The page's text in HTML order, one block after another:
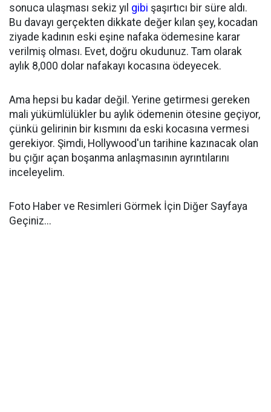
sonuca ulaşması sekiz yıl gibi şaşırtıcı bir süre aldı.
Bu davayı gerçekten dikkate değer kılan şey, kocadan
ziyade kadının eski eşine nafaka ödemesine karar
verilmiş olması. Evet, doğru okudunuz. Tam olarak
aylık 8,000 dolar nafakayı kocasına ödeyecek.
Ama hepsi bu kadar değil. Yerine getirmesi gereken
mali yükümlülükler bu aylık ödemenin ötesine geçiyor,
çünkü gelirinin bir kısmını da eski kocasına vermesi
gerekiyor. Şimdi, Hollywood'un tarihine kazınacak olan
bu çığır açan boşanma anlaşmasının ayrıntılarını
inceleyelim.
Foto Haber ve Resimleri Görmek İçin Diğer Sayfaya
Geçiniz...